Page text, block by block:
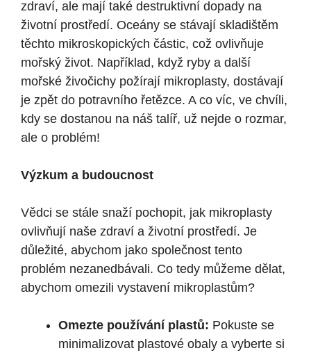
zdraví, ale mají také destruktivní dopady na
životní prostředí. Oceány se stávají skladištěm
těchto mikroskopických částic, což ovlivňuje
mořský život. Například, když ryby a další
mořské živočichy požírají mikroplasty, dostávají
je zpět do potravního řetězce. A co víc, ve chvíli,
kdy se dostanou na náš talíř, už nejde o rozmar,
ale o problém!
Výzkum a budoucnost
Vědci se stále snaží pochopit, jak mikroplasty
ovlivňují naše zdraví a životní prostředí. Je
důležité, abychom jako společnost tento
problém nezanedbávali. Co tedy můžeme dělat,
abychom omezili vystavení mikroplastům?
Omezte používání plastů: Pokuste se
minimalizovat plastové obaly a vyberte si